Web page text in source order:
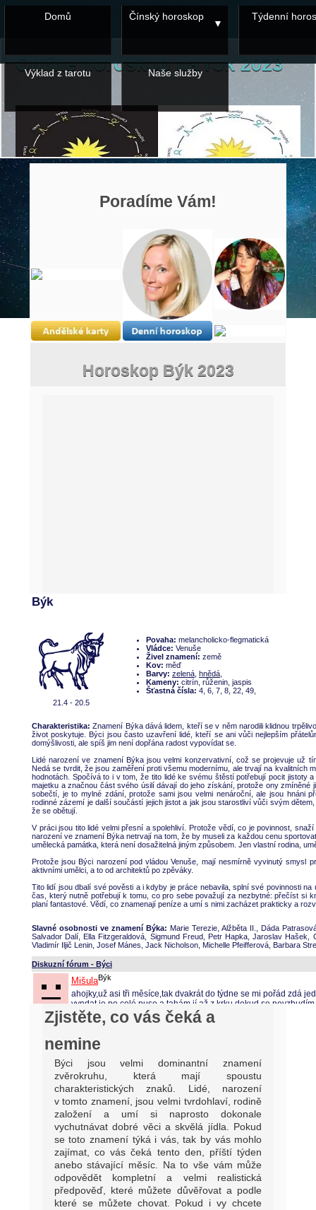
Domů Čínský horoskop Týdenní
Výklad z tarotu Naše služby
Online horoskop na rok 2023
Poradíme Vám!
Horoskop Býk 2023
Zjistěte, co vás čeká a
nemine
Býci jsou velmi dominantní znamení
zvěrokruhu, která mají spoustu
charakteristických znaků. Lidé, narození
v tomto znamení, jsou velmi tvrdohlaví, rodině
založení a umí si naprosto dokonale
vychutnávat dobré věci a skvělá jídla. Pokud
se toto znamení týká i vás, tak by vás mohlo
zajímat, co vás čeká tento den, příští týden
anebo stávající měsíc. Na to vše vám může
odpovědět kompletní a velmi realistická
předpověď, které můžete důvěřovat a podle
které se můžete chovat. Pokud i vy chcete